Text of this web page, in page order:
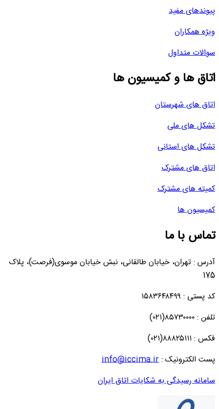
پیوندهای مفید
ویژه همکاران
سوالات متداول
اتاق ها و کمیسیون ها
اتاق های شهرستان
تشکل های ملی
تشکل های استانی
اتاق های مشترک
کمیته های مشترک
کمیسیون ها
تماس با ما
آدرس : تهران، خیابان طالقانی، نبش خیابان موسوی(فرصت)، پلاک
175
کد پستی : ۱۵۸۳۶۴۸۴۹۹
تلفن : ۸۵۷۳۰۰۰۰(۰۲۱)
فکس : ۸۸۸۲۵۱۱۱(۰۲۱)
پست الکترونیک :info@iccima.ir
سامانه رسیدگی به شکایات اتاق ایران